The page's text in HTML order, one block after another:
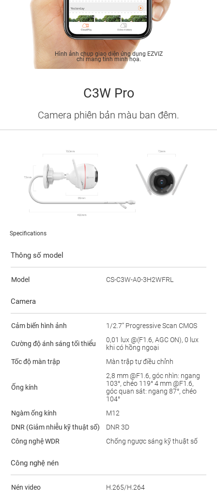
Hình ảnh chụp giao diện ứng dụng EZVIZ
chỉ mang tính minh họa.
C3W Pro
Camera phiên bản màu ban đêm.
Specifications
Thông số model
Model CS-C3W-A0-3H2WFRL
Camera
Cảm biến hình ảnh 1/2.7” Progressive Scan CMOS
Cường độ ánh sáng tối thiểu
0,01 lux @(F1.6, AGC ON), 0 lux
khi có hồng ngoại
Tốc độ màn trập
Màn trập tự điều chỉnh
Ống kính
2,8 mm @F1.6, góc nhìn: ngang
103°, chéo 119° 4 mm @F1.6,
góc quan sát: ngang 87°, chéo
104°
Ngàm ống kính
M12
DNR (Giảm nhiễu kỹ thuật số)
DNR 3D
Công nghệ WDR
Chống ngược sáng kỹ thuật số
Công nghệ nén
Nén video H.265/H.264